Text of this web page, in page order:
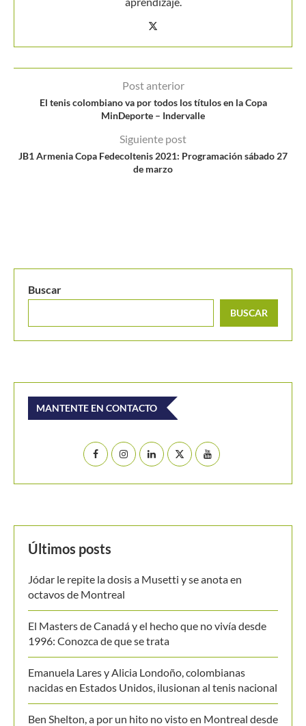
Post anterior
El tenis colombiano va por todos los títulos en la Copa
MinDeporte – Indervalle
Siguiente post
JB1 Armenia Copa Fedecoltenis 2021: Programación sábado 27
de marzo
Buscar
BUSCAR
MANTENTE EN CONTACTO
Últimos posts
Jódar le repite la dosis a Musetti y se anota en
octavos de Montreal
El Masters de Canadá y el hecho que no vivía desde
1996: Conozca de que se trata
Emanuela Lares y Alicia Londoño, colombianas
nacidas en Estados Unidos, ilusionan al tenis nacional
Ben Shelton, a por un hito no visto en Montreal desde